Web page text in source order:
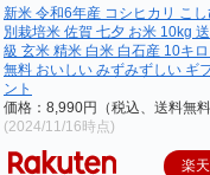
新米 令和6年産 コシヒカリ こ
別栽培米 佐賀 七夕 お米 10kg
級 玄米 精米 白米 白石産 10キ
無料 おいしい みずみずしい ギ
ント
価格：8,990円（税込、送料無
(2024/11/16時点)
楽